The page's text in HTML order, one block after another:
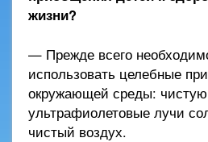
жизни?
— Прежде всего
использовать целебные
окружающей среды:
ультрафиолетовые лучи
чистый воздух.